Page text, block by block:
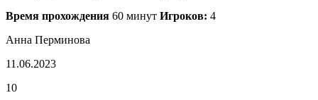
Время прохождения 60 минут Игроков: 4
Анна Перминова
11.06.2023
10